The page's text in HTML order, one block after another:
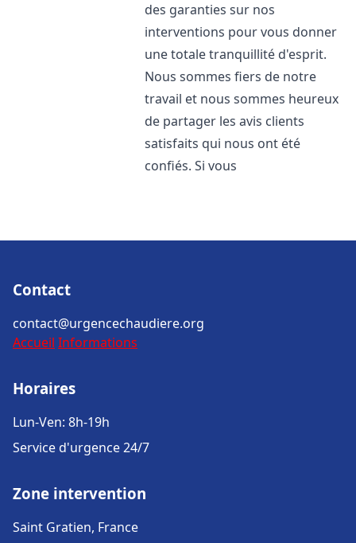
des garanties sur nos
interventions pour vous donner
une totale tranquillité d'esprit.
Nous sommes fiers de notre
travail et nous sommes heureux
de partager les avis clients
satisfaits qui nous ont été
confiés. Si vous
Contact
contact@urgencechaudiere.org
Accueil Informations
Horaires
Lun-Ven: 8h-19h
Service d'urgence 24/7
Zone intervention
Saint Gratien, France